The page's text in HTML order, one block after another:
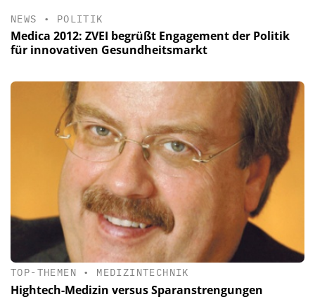
NEWS • POLITIK
Medica 2012: ZVEI begrüßt Engagement der Politik
für innovativen Gesundheitsmarkt
TOP-THEMEN • MEDIZINTECHNIK
Hightech-Medizin versus Sparanstrengungen